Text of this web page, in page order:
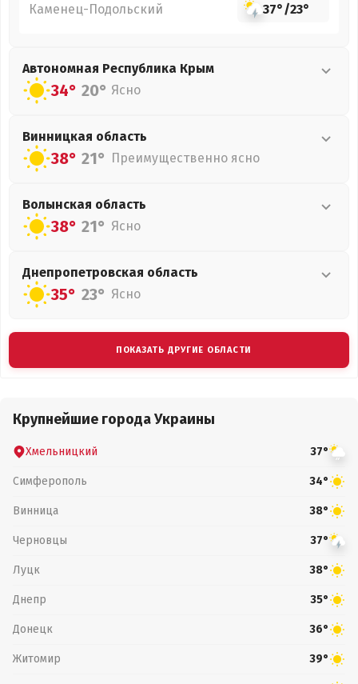
Каменец-Подольский 37°/23°
Автономная Республика Крым
34° 20° Ясно
Винницкая область
38° 21° Преимущественно ясно
Волынская область
38° 21° Ясно
Днепропетровская область
35° 23° Ясно
ПОКАЗАТЬ ДРУГИЕ ОБЛАСТИ
Крупнейшие города Украины
Хмельницкий 37°
Симферополь 34°
Винница 38°
Черновцы 37°
Луцк 38°
Днепр 35°
Донецк 36°
Житомир 39°